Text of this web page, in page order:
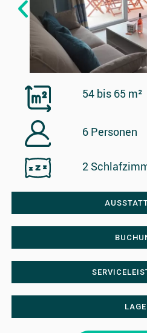
54 bis 65 m²
6 Personen
2
LAGE